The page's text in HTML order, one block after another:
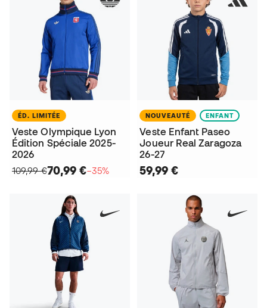
ÉD. LIMITÉE
Veste Olympique Lyon
Édition Spéciale 2025-
2026
109,99 €70,99 €−35%
NOUVEAUTÉ ENFANT
Veste Enfant Paseo
Joueur Real Zaragoza
26-27
59,99 €